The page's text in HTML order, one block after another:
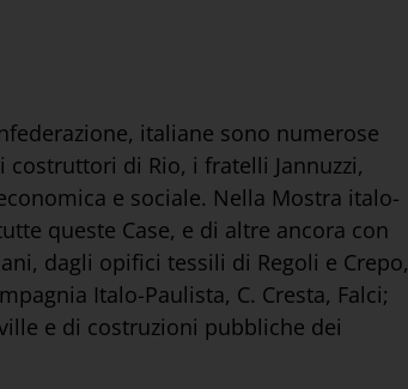
italiane sono numerose
di Rio, i fratelli Jannuzzi,
e sociale. Nella Mostra italo-
queste Case, e di altre ancora con
dagli opifici tessili di Regoli e Crepo,
Italo-Paulista, C. Cresta, Falci;
e di costruzioni pubbliche dei